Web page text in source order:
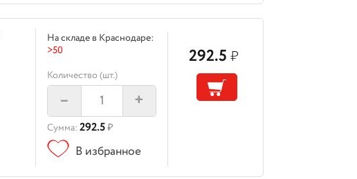
На складе в Краснодаре:
>50
Количество (шт.)
– +
Сумма: 292.5₽
В избранное
292.5 ₽